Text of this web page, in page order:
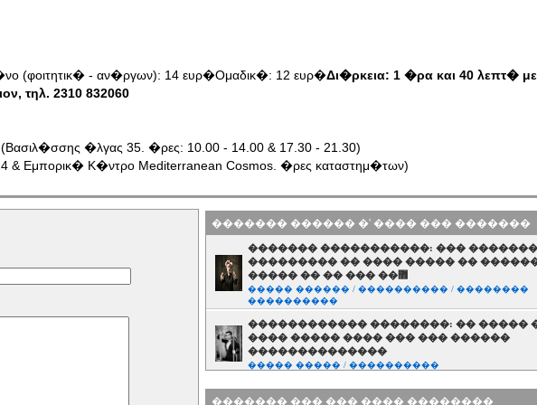
(φοιτητικ� - αν�ργων): 14 ευρ�Ομαδικ�: 12 ευρ�Δι�ρκεια: 1 �ρα και 40 λεπτ�
τηλ. 2310 832060
�λγας 35. �ρες: 10.00 - 14.00 & 17.30 - 21.30)
& Εμπορικ� Κ�ντρο Mediterranean Cosmos. �ρες καταστημ�των)
������� ������ �' ���� ��� �������
������� �����������: ��� �������
��������� �� ���� ����� ��
����� �� �� ��� ��޻
����� ������ / ���������� / ��������
����������
������������ ��������: �� �����
���� ����� ���� ��� ��� ������
��������������
����� ����� / ����������
� ���������� ��� ��� ������ ���
������ ���������������
������� ��� ��� ���� ��������